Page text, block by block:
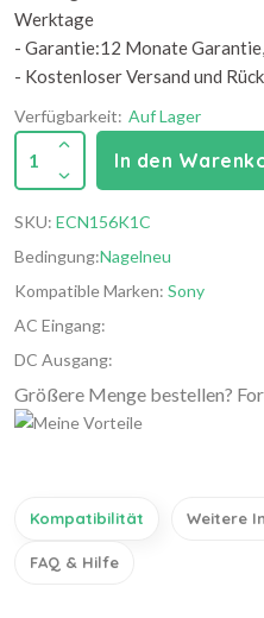
Werktage
- Garantie:12 Monate
- Kostenloser Versand und
Verfügbarkeit: Auf Lager
1 In den
SKU: ECN156K1C
Bedingung:Nagelneu
Kompatible Marken: Sony
AC Eingang:
DC Ausgang:
Größere Menge bestellen?
Kompatibilität Weitere
FAQ & Hilfe